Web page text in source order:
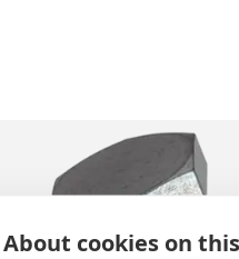
About cookies on